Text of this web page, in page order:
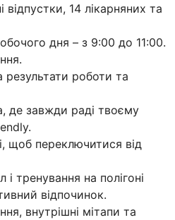
14 лікарняних та
дня – з 9:00 до 11:00.
результати роботи та
де завжди раді твоєму
щоб переключитися від
тренування на полігоні
відпочинок.
внутрішні мітапи та